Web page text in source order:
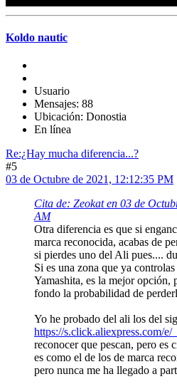
Koldo nautic
Usuario
Mensajes: 88
Ubicación: Donostia
En línea
Re:¿Hay mucha diferencia...?
#5
03 de Octubre de 2021, 12:12:35 PM
Cita de: Zeokat en 03 de
AM
Otra diferencia es que si
marca reconocida, acabas de
si pierdes uno del Ali pues....
Si es una zona que ya
Yamashita, es la mejor opción,
fondo la probabilidad de
Yo he probado del ali los del
https://s.click.aliexpress.com/
reconocer que pescan, pero es
es como el de los de marca
pero nunca me ha llegado a